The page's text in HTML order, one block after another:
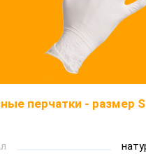
перчатки - размер S